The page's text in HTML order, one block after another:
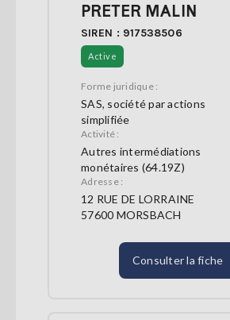
PRETER MALIN
SIREN : 917538506
Active
Forme juridique :
SAS, société par actions
simplifiée
Activité :
Autres intermédiations
monétaires (64.19Z)
Adresse :
12 RUE DE LORRAINE
57600 MORSBACH
Consulter la fiche